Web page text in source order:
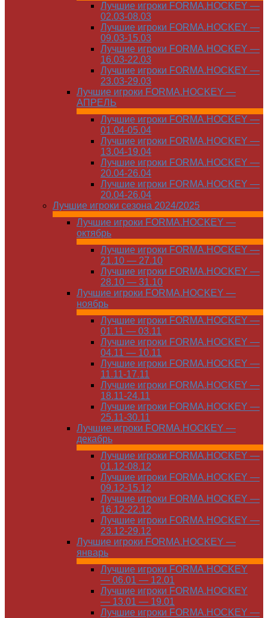
Лучшие игроки FORMA.HOCKEY —
02.03-08.03
Лучшие игроки FORMA.HOCKEY —
09.03-15.03
Лучшие игроки FORMA.HOCKEY —
16.03-22.03
Лучшие игроки FORMA.HOCKEY —
23.03-29.03
Лучшие игроки FORMA.HOCKEY —
АПРЕЛЬ
Лучшие игроки FORMA.HOCKEY —
01.04-05.04
Лучшие игроки FORMA.HOCKEY —
13.04-19.04
Лучшие игроки FORMA.HOCKEY —
20.04-26.04
Лучшие игроки FORMA.HOCKEY —
20.04-26.04
Лучшие игроки сезона 2024/2025
Лучшие игроки FORMA.HOCKEY —
октябрь
Лучшие игроки FORMA.HOCKEY —
21.10 — 27.10
Лучшие игроки FORMA.HOCKEY —
28.10 — 31.10
Лучшие игроки FORMA.HOCKEY —
ноябрь
Лучшие игроки FORMA.HOCKEY —
01.11 — 03.11
Лучшие игроки FORMA.HOCKEY —
04.11 — 10.11
Лучшие игроки FORMA.HOCKEY —
11.11-17.11
Лучшие игроки FORMA.HOCKEY —
18.11-24.11
Лучшие игроки FORMA.HOCKEY —
25.11-30.11
Лучшие игроки FORMA.HOCKEY —
декабрь
Лучшие игроки FORMA.HOCKEY —
01.12-08.12
Лучшие игроки FORMA.HOCKEY —
09.12-15.12
Лучшие игроки FORMA.HOCKEY —
16.12-22.12
Лучшие игроки FORMA.HOCKEY —
23.12-29.12
Лучшие игроки FORMA.HOCKEY —
январь
Лучшие игроки FORMA.HOCKEY
— 06.01 — 12.01
Лучшие игроки FORMA.HOCKEY
— 13.01 — 19.01
Лучшие игроки FORMA.HOCKEY —